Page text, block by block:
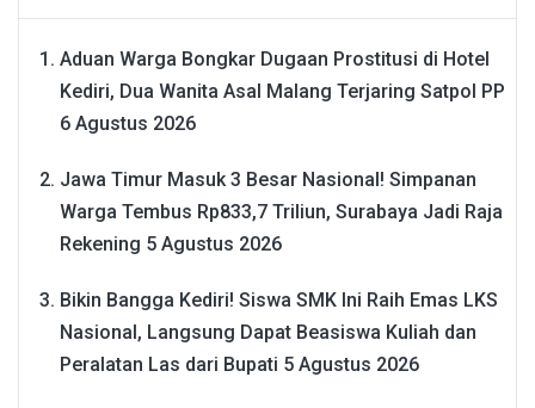
Aduan Warga Bongkar Dugaan Prostitusi di Hotel
Kediri, Dua Wanita Asal Malang Terjaring Satpol PP
6 Agustus 2026
Jawa Timur Masuk 3 Besar Nasional! Simpanan
Warga Tembus Rp833,7 Triliun, Surabaya Jadi Raja
Rekening 5 Agustus 2026
Bikin Bangga Kediri! Siswa SMK Ini Raih Emas LKS
Nasional, Langsung Dapat Beasiswa Kuliah dan
Peralatan Las dari Bupati 5 Agustus 2026